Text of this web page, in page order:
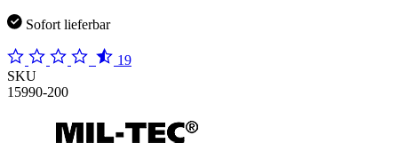
Sofort lieferbar
19
SKU
15990-200